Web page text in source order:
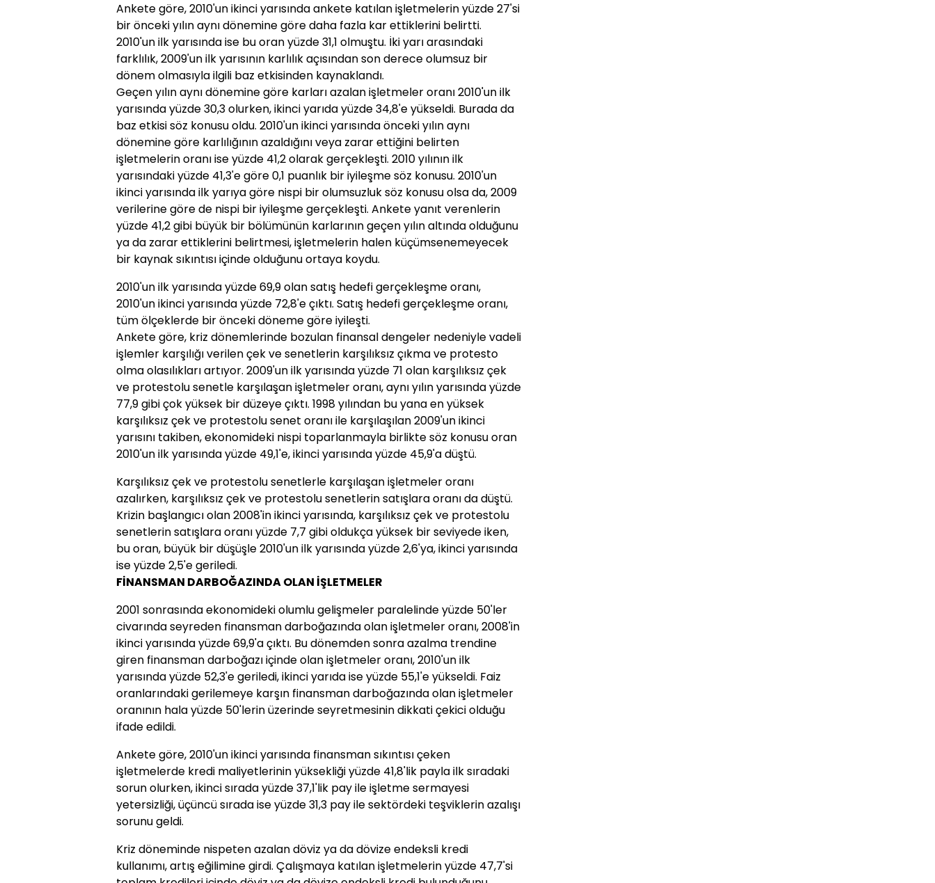
Ankete göre, 2010'un ikinci yarısında ankete katılan işletmelerin yüzde 27'si
bir önceki yılın aynı dönemine göre daha fazla kar ettiklerini belirtti.
2010'un ilk yarısında ise bu oran yüzde 31,1 olmuştu. İki yarı arasındaki
farklılık, 2009'un ilk yarısının karlılık açısından son derece olumsuz bir
dönem olmasıyla ilgili baz etkisinden kaynaklandı.
Geçen yılın aynı dönemine göre karları azalan işletmeler oranı 2010'un ilk
yarısında yüzde 30,3 olurken, ikinci yarıda yüzde 34,8'e yükseldi. Burada da
baz etkisi söz konusu oldu. 2010'un ikinci yarısında önceki yılın aynı
dönemine göre karlılığının azaldığını veya zarar ettiğini belirten
işletmelerin oranı ise yüzde 41,2 olarak gerçekleşti. 2010 yılının ilk
yarısındaki yüzde 41,3'e göre 0,1 puanlık bir iyileşme söz konusu. 2010'un
ikinci yarısında ilk yarıya göre nispi bir olumsuzluk söz konusu olsa da, 2009
verilerine göre de nispi bir iyileşme gerçekleşti. Ankete yanıt verenlerin
yüzde 41,2 gibi büyük bir bölümünün karlarının geçen yılın altında olduğunu
ya da zarar ettiklerini belirtmesi, işletmelerin halen küçümsenemeyecek
bir kaynak sıkıntısı içinde olduğunu ortaya koydu.
2010'un ilk yarısında yüzde 69,9 olan satış hedefi gerçekleşme oranı,
2010'un ikinci yarısında yüzde 72,8'e çıktı. Satış hedefi gerçekleşme oranı,
tüm ölçeklerde bir önceki döneme göre iyileşti.
Ankete göre, kriz dönemlerinde bozulan finansal dengeler nedeniyle vadeli
işlemler karşılığı verilen çek ve senetlerin karşılıksız çıkma ve protesto
olma olasılıkları artıyor. 2009'un ilk yarısında yüzde 71 olan karşılıksız çek
ve protestolu senetle karşılaşan işletmeler oranı, aynı yılın yarısında yüzde
77,9 gibi çok yüksek bir düzeye çıktı. 1998 yılından bu yana en yüksek
karşılıksız çek ve protestolu senet oranı ile karşılaşılan 2009'un ikinci
yarısını takiben, ekonomideki nispi toparlanmayla birlikte söz konusu oran
2010'un ilk yarısında yüzde 49,1'e, ikinci yarısında yüzde 45,9'a düştü.
Karşılıksız çek ve protestolu senetlerle karşılaşan işletmeler oranı
azalırken, karşılıksız çek ve protestolu senetlerin satışlara oranı da düştü.
Krizin başlangıcı olan 2008'in ikinci yarısında, karşılıksız çek ve protestolu
senetlerin satışlara oranı yüzde 7,7 gibi oldukça yüksek bir seviyede iken,
bu oran, büyük bir düşüşle 2010'un ilk yarısında yüzde 2,6'ya, ikinci yarısında
ise yüzde 2,5'e geriledi.
FİNANSMAN DARBOĞAZINDA OLAN İŞLETMELER
2001 sonrasında ekonomideki olumlu gelişmeler paralelinde yüzde 50'ler
civarında seyreden finansman darboğazında olan işletmeler oranı, 2008'in
ikinci yarısında yüzde 69,9'a çıktı. Bu dönemden sonra azalma trendine
giren finansman darboğazı içinde olan işletmeler oranı, 2010'un ilk
yarısında yüzde 52,3'e geriledi, ikinci yarıda ise yüzde 55,1'e yükseldi. Faiz
oranlarındaki gerilemeye karşın finansman darboğazında olan işletmeler
oranının hala yüzde 50'lerin üzerinde seyretmesinin dikkati çekici olduğu
ifade edildi.
Ankete göre, 2010'un ikinci yarısında finansman sıkıntısı çeken
işletmelerde kredi maliyetlerinin yüksekliği yüzde 41,8'lik payla ilk sıradaki
sorun olurken, ikinci sırada yüzde 37,1'lik pay ile işletme sermayesi
yetersizliği, üçüncü sırada ise yüzde 31,3 pay ile sektördeki teşviklerin azalışı
sorunu geldi.
Kriz döneminde nispeten azalan döviz ya da dövize endeksli kredi
kullanımı, artış eğilimine girdi. Çalışmaya katılan işletmelerin yüzde 47,7'si